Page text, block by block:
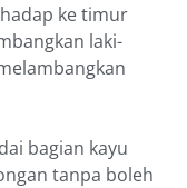
ke timur
laki-
bagian kayu
tanpa boleh